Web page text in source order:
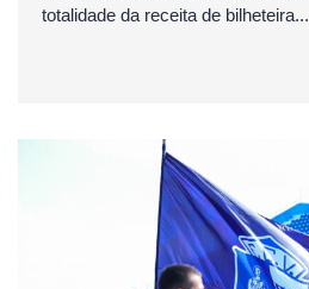
totalidade da receita de bilheteira...